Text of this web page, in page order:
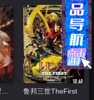
霹雳侠影之轰掣天下 鲁邦三世TheFirst